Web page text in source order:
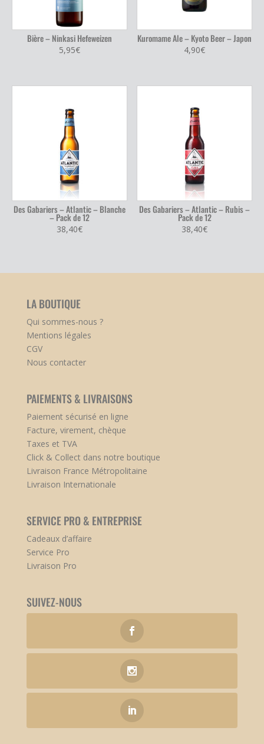
Bière – Ninkasi Hefeweizen
5,95€
Kuromame Ale – Kyoto Beer – Japon
4,90€
Des Gabariers – Atlantic – Blanche
– Pack de 12
38,40€
Des Gabariers – Atlantic – Rubis –
Pack de 12
38,40€
LA BOUTIQUE
Qui sommes-nous ?
Mentions légales
CGV
Nous contacter
PAIEMENTS & LIVRAISONS
Paiement sécurisé en ligne
Facture, virement, chèque
Taxes et TVA
Click & Collect dans notre boutique
Livraison France Métropolitaine
Livraison Internationale
SERVICE PRO & ENTREPRISE
Cadeaux d’affaire
Service Pro
Livraison Pro
SUIVEZ-NOUS